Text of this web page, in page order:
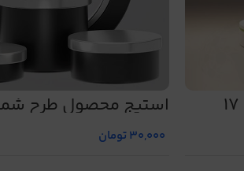
استیج محصول طرح
30,000تومان